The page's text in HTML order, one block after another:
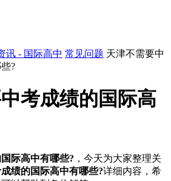
讯 - 国际高中 常见问题 天津不需要中
?
考成绩的国际高
际高中有哪些? ，今天为大家整理关
绩的国际高中有哪些?详细内容，希